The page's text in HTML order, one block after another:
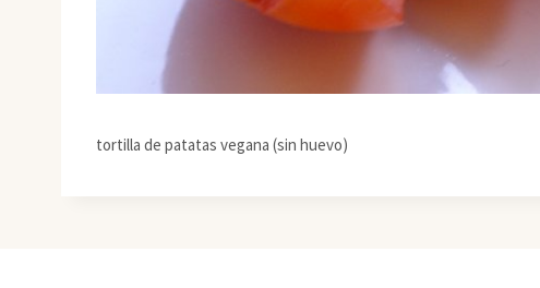
tortilla de patatas vegana (sin huevo)